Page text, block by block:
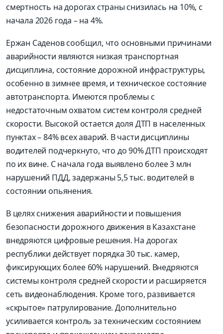
смертность на дорогах страны снизилась на 10%, с
начала 2026 года – на 4%.
Ержан Саденов сообщил, что основными причинами
аварийности являются низкая транспортная
дисциплина, состояние дорожной инфраструктуры,
особенно в зимнее время, и техническое состояние
автотранспорта. Имеются проблемы с
недостаточным охватом систем контроля средней
скорости. Высокой остается доля ДТП в населенных
пунктах – 84% всех аварий. В части дисциплины
водителей подчеркнуто, что до 90% ДТП происходят
по их вине. С начала года выявлено более 3 млн
нарушений ПДД, задержаны 5,5 тыс. водителей в
состоянии опьянения.
В целях снижения аварийности и повышения
безопасности дорожного движения в Казахстане
внедряются цифровые решения. На дорогах
республики действует порядка 30 тыс. камер,
фиксирующих более 60% нарушений. Внедряются
системы контроля средней скорости и расширяется
сеть видеонаблюдения. Кроме того, развивается
«скрытое» патрулирование. Дополнительно
усиливается контроль за техническим состоянием